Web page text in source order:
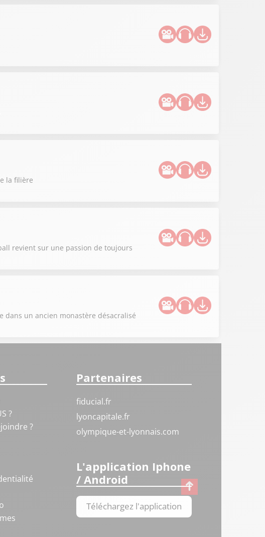
la filière
revient sur une passion de toujours
dans un ancien monastère désacralisé
?
?
Partenaires
fiducial.fr
lyoncapitale.fr
olympique-et-lyonnais.com
L'application Iphone
/ Android
Téléchargez l'application